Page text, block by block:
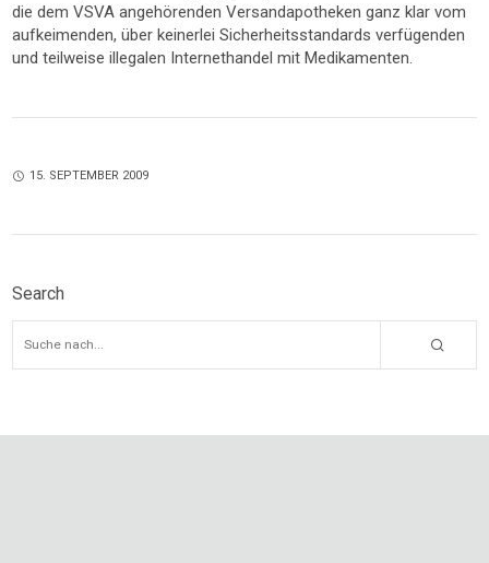
die dem VSVA angehörenden Versandapotheken ganz klar vom
aufkeimenden, über keinerlei Sicherheitsstandards verfügenden
und teilweise illegalen Internethandel mit Medikamenten.
15. SEPTEMBER 2009
Search